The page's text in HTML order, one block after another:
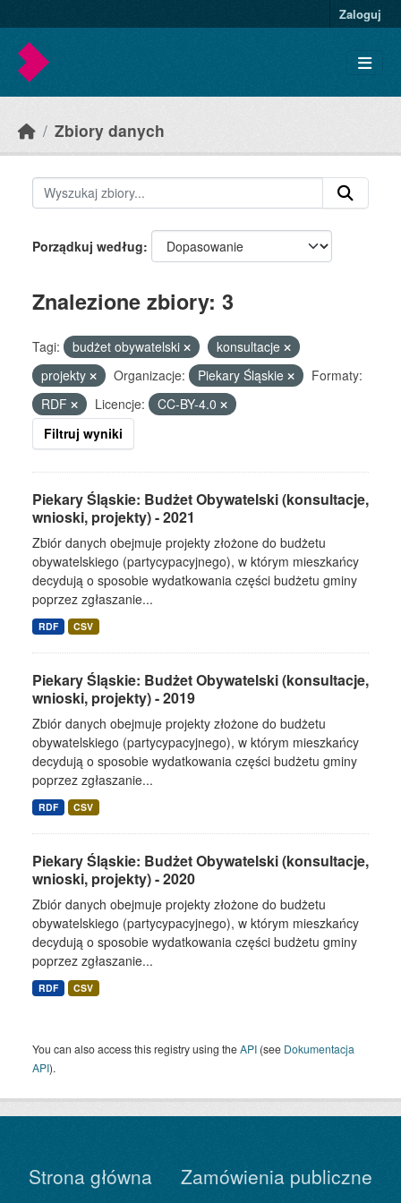
Zaloguj
Zbiory danych
Porządkuj według
Znalezione zbiory: 3
Tagi: budżet obywatelski
konsultacje
projekty
Organizacje: Piekary Śląskie
Formaty:
RDF
Licencje:
CC-BY-4.0
Filtruj wyniki
Piekary Śląskie: Budżet Obywatelski (konsultacje,
wnioski, projekty) - 2021
Zbiór danych obejmuje projekty złożone do budżetu
obywatelskiego (partycypacyjnego), w którym mieszkańcy
decydują o sposobie wydatkowania części budżetu gminy
poprzez zgłaszanie...
RDF CSV
Piekary Śląskie: Budżet Obywatelski (konsultacje,
wnioski, projekty) - 2019
Zbiór danych obejmuje projekty złożone do budżetu
obywatelskiego (partycypacyjnego), w którym mieszkańcy
decydują o sposobie wydatkowania części budżetu gminy
poprzez zgłaszanie...
RDF CSV
Piekary Śląskie: Budżet Obywatelski (konsultacje,
wnioski, projekty) - 2020
Zbiór danych obejmuje projekty złożone do budżetu
obywatelskiego (partycypacyjnego), w którym mieszkańcy
decydują o sposobie wydatkowania części budżetu gminy
poprzez zgłaszanie...
RDF CSV
You can also access this registry using theAPI (see Dokumentacja
API).
Strona główna Zamówienia publiczne